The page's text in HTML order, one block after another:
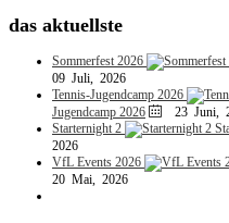
das aktuellste
Sommerfest 2026
09 Juli, 2026
Tennis-Jugendcamp 2026
Jugendcamp 2026
23 Juni,
Starternight 2
2026
VfL Events 2026
20 Mai, 2026